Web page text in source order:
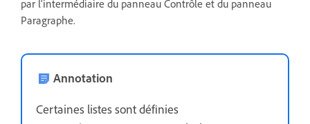
par l'intermédiaire du panneau Contrôle et du panneau
Paragraphe.
Annotation
Certaines listes sont définies